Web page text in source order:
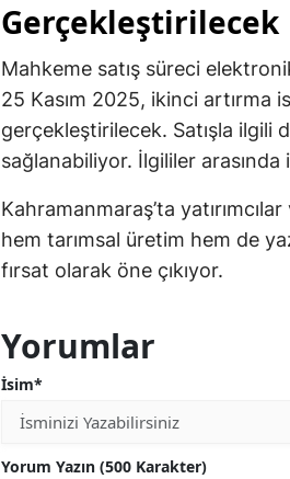
Gerçekleştirilecek
Mahkeme satış süreci
25 Kasım 2025, ikinci artırma
gerçekleştirilecek. Satışla ilgili
sağlanabiliyor. İlgililer
Kahramanmaraş’ta
hem tarımsal üretim hem de
fırsat olarak öne çıkıyor.
Yorumlar
İsim*
Yorum Yazın (500 Karakter)